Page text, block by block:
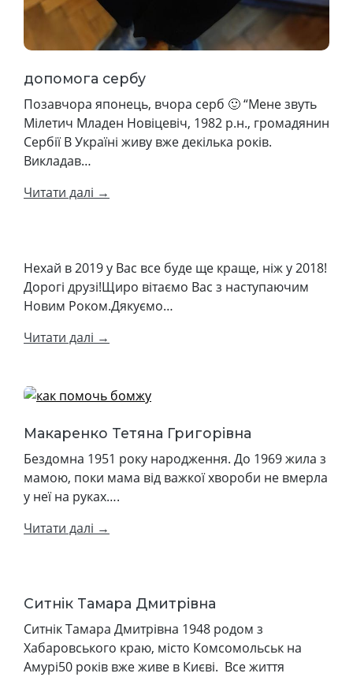
допомога сербу
Позавчора японець, вчора серб 🙂 “Мене звуть
Мілетич Младен Новіцевіч, 1982 р.н., громадянин
Сербії В Україні живу вже декілька років.
Викладав…
Читати далі →
Нехай в 2019 у Вас все буде ще краще, ніж у 2018!
Дорогі друзі!Щиро вітаємо Вас з наступаючим
Новим Роком.Дякуємо…
Читати далі →
Макаренко Тетяна Григорівна
Бездомна 1951 року народження. До 1969 жила з
мамою, поки мама від важкої хвороби не вмерла
у неї на руках….
Читати далі →
Ситнік Тамара Дмитрівна
Ситнік Тамара Дмитрівна 1948 родом з
Хабаровського краю, місто Комсомольськ на
Амурі50 років вже живе в Києві. Все життя